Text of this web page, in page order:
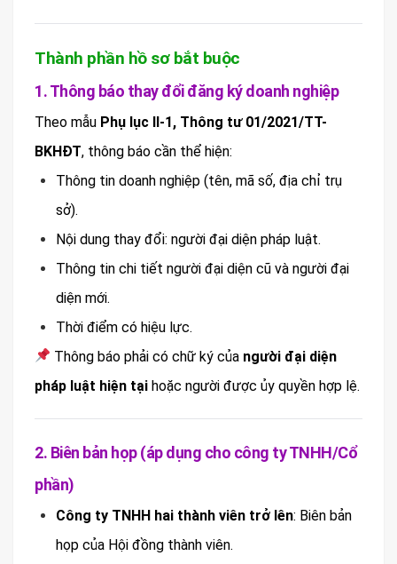
Thành phần hồ sơ bắt buộc
1. Thông báo thay đổi đăng ký doanh nghiệp
Theo mẫu Phụ lục II-1, Thông tư 01/2021/TT-
BKHĐT, thông báo cần thể hiện:
Thông tin doanh nghiệp (tên, mã số, địa chỉ trụ
sở).
Nội dung thay đổi: người đại diện pháp luật.
Thông tin chi tiết người đại diện cũ và người đại
diện mới.
Thời điểm có hiệu lực.
Thông báo phải có chữ ký của người đại diện
pháp luật hiện tại hoặc người được ủy quyền hợp lệ.
2. Biên bản họp (áp dụng cho công ty TNHH/Cổ
phần)
Công ty TNHH hai thành viên trở lên: Biên bản
họp của Hội đồng thành viên.